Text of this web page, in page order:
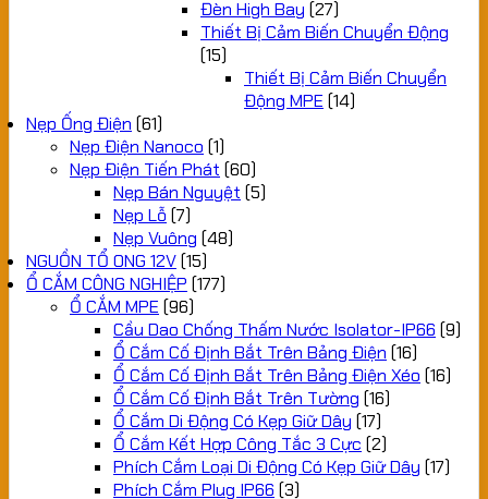
Đèn High Bay (27)
Thiết Bị Cảm Biến Chuyển Động
(15)
Thiết Bị Cảm Biến Chuyển
Động MPE (14)
Nẹp Ống Điện (61)
Nẹp Điện Nanoco (1)
Nẹp Điện Tiến Phát (60)
Nẹp Bán Nguyệt (5)
Nẹp Lỗ (7)
Nẹp Vuông (48)
NGUỒN TỔ ONG 12V(15)
Ổ CẮM CÔNG NGHIỆP (177)
Ổ CẮM MPE (96)
Cầu Dao Chống Thấm Nước Isolator-IP66 (9)
Ổ Cắm Cố Định Bắt Trên Bảng Điện (16)
Ổ Cắm Cố Định Bắt Trên Bảng Điện Xéo (16)
Ổ Cắm Cố Định Bắt Trên Tường (16)
Ổ Cắm Di Động Có Kẹp Giữ Dây (17)
Ổ Cắm Kết Hợp Công Tắc 3 Cực (2)
Phích Cắm Loại Di Động Có Kẹp Giữ Dây (17)
Phích Cắm Plug IP66 (3)